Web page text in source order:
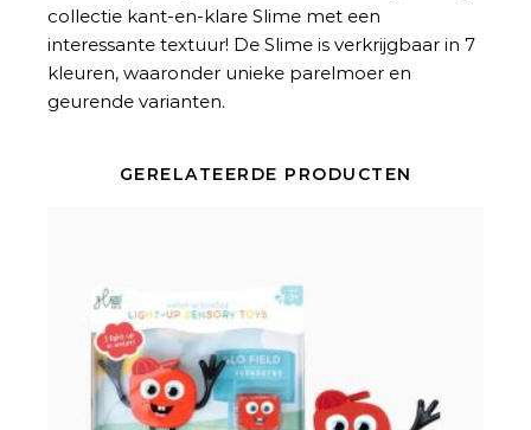
collectie kant-en-klare Slime met een
interessante textuur! De Slime is verkrijgbaar in 7
kleuren, waaronder unieke parelmoer en
geurende varianten.
GERELATEERDE PRODUCTEN